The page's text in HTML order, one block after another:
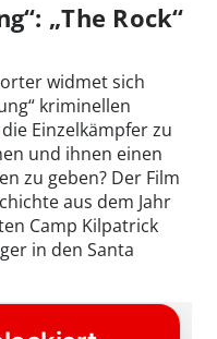
„The Rock“
widmet sich
kriminellen
Einzelkämpfer zu
und ihnen einen
zu geben? Der Film
aus dem Jahr
Camp Kilpatrick
in den Santa